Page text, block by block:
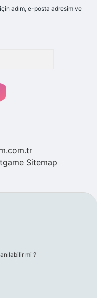
adım, e-posta adresim ve
Sitemap
mi ?